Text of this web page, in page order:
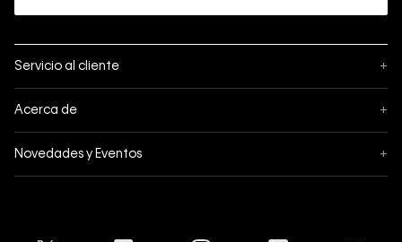
Servicio al cliente +
Mis pedidos
Formas de pago
Acerca de +
Política de privacidad
Novedades y Eventos +